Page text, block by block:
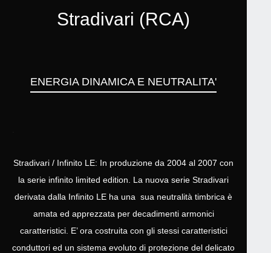
Stradivari (RCA)
ENERGIA DINAMICA E NEUTRALITA'
Stradivari / Infinito LE: In produzione da 2004 al 2007 con
la serie infinito limited edition. La nuova serie Stradivari
derivata dalla Infinito LE ha una sua neutralità timbrica è
amata ed apprezzata per decadimenti armonici
caratteristici. E’ ora costruita con gli stessi caratteristici
conduttori ed un sistema evoluto di protezione del delicato